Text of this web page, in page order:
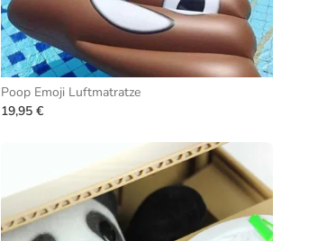
Poop Emoji Luftmatratze
19,95 €